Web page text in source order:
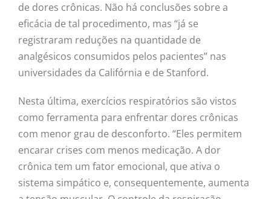
de dores crônicas. Não há conclusões sobre a
eficácia de tal procedimento, mas “já se
registraram reduções na quantidade de
analgésicos consumidos pelos pacientes” nas
universidades da Califórnia e de Stanford.
Nesta última, exercícios respiratórios são vistos
como ferramenta para enfrentar dores crônicas
com menor grau de desconforto. “Eles permitem
encarar crises com menos medicação. A dor
crônica tem um fator emocional, que ativa o
sistema simpático e, consequentemente, aumenta